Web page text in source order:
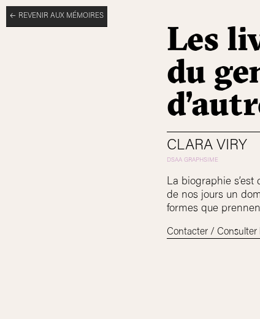
REVENIR AUX MÉMOIRES
Les
du
CLARA VIRY
La biographie
de nos jours un
formes que
Contacter / Consulter